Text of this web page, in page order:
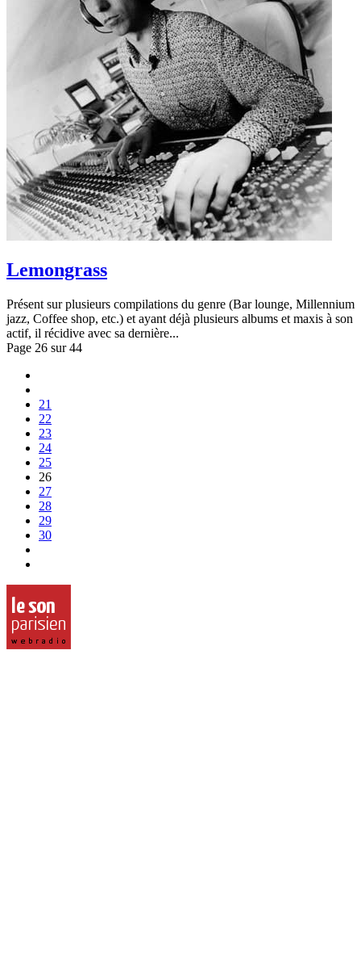
Lemongrass
Présent sur plusieurs compilations du genre (Bar lounge, Millennium
jazz, Coffee shop, etc.) et ayant déjà plusieurs albums et maxis à son
actif, il récidive avec sa dernière...
Page 26 sur 44
21
22
23
24
25
26
27
28
29
30